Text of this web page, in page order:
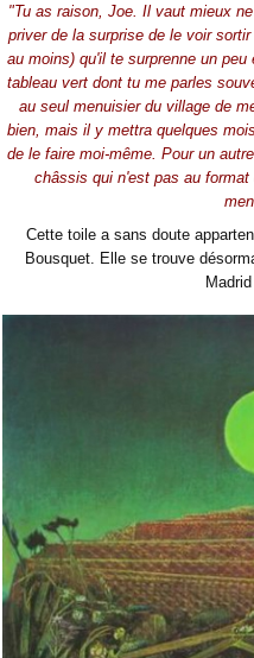
"Tu as raison, Joe. Il vaut mieux
priver de la surprise de le voir
au moins) qu'il te surprenne un
tableau vert dont tu me parles
au seul menuisier du village de
bien, mais il y mettra quelques
de le faire moi-même. Pour un
châssis qui n'est pas au
Cette toile a sans doute
Bousquet. Elle se trouve